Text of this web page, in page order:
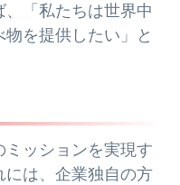
「私たちは世界中
を提供したい」と
ッションを実現す
には、企業独自の方